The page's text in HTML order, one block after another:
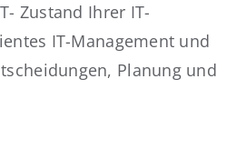
Zustand Ihrer IT-
IT-Management und
Planung und